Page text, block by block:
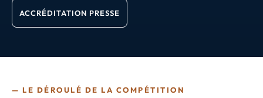
ACCRÉDITATION PRESSE
— LE DÉROULÉ DE LA COMPÉTITION